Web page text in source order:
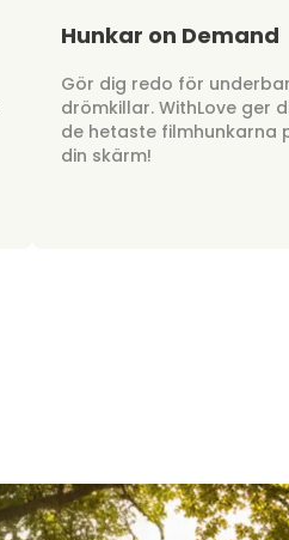
Hunkar on Demand
Gör dig redo för
drömkillar. WithLove ger
de hetaste filmhunkarna
din skärm!